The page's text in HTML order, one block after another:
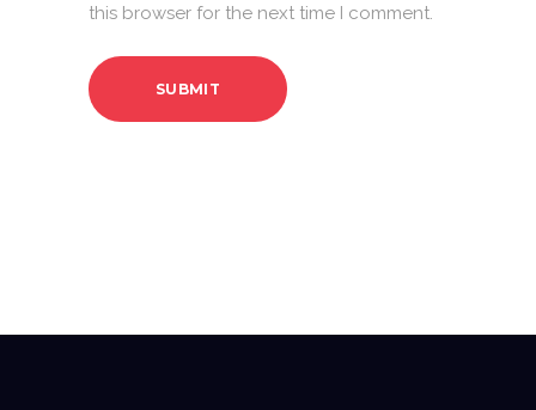
this browser for the next time I comment.